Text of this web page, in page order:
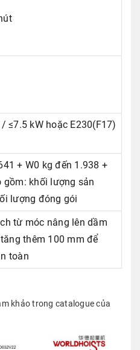
≤7.5 kW hoặc E230(F17)
+ W0 kg đến 1.938 +
gồm: khối lượng sản
lượng đóng gói
từ móc nâng lên dầm
thêm 100 mm để
toàn
khảo trong catalogue của